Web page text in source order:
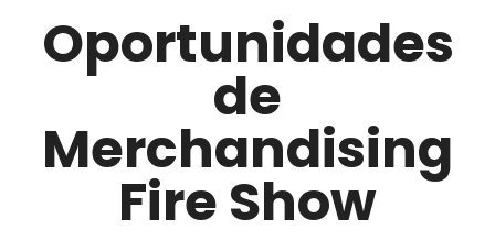
Oportunidades
de
Merchandising
Fire Show